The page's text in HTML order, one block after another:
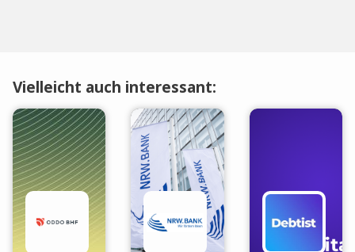
Vielleicht auch interessant: